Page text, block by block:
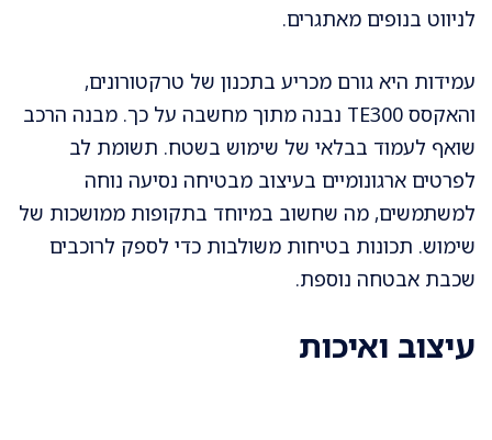
לניווט בנופים מאתגרים.
עמידות היא גורם מכריע בתכנון של טרקטורונים,
והאקסס TE300 נבנה מתוך מחשבה על כך. מבנה הרכב
שואף לעמוד בבלאי של שימוש בשטח. תשומת לב
לפרטים ארגונומיים בעיצוב מבטיחה נסיעה נוחה
למשתמשים, מה שחשוב במיוחד בתקופות ממושכות של
שימוש. תכונות בטיחות משולבות כדי לספק לרוכבים
שכבת אבטחה נוספת.
עיצוב ואיכות